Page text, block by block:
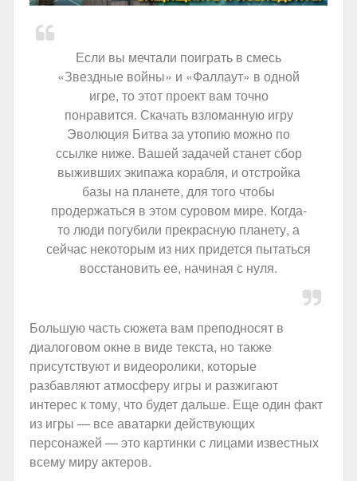
Если вы мечтали поиграть в смесь
«Звездные войны» и «Фаллаут» в одной
игре, то этот проект вам точно
понравится. Скачать взломанную игру
Эволюция Битва за утопию можно по
ссылке ниже. Вашей задачей станет сбор
выживших экипажа корабля, и отстройка
базы на планете, для того чтобы
продержаться в этом суровом мире. Когда-
то люди погубили прекрасную планету, а
сейчас некоторым из них придется пытаться
восстановить ее, начиная с нуля.
Большую часть сюжета вам преподносят в
диалоговом окне в виде текста, но также
присутствуют и видеоролики, которые
разбавляют атмосферу игры и разжигают
интерес к тому, что будет дальше. Еще один факт
из игры — все аватарки действующих
персонажей — это картинки с лицами известных
всему миру актеров.